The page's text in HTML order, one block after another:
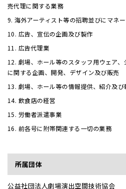
売代理に関する業務
海外アーティスト等の招聘並びにマネ
広告、宣伝の企画及び製作
広告代理業
劇場、ホール等のスタッフ用ウェア
に関する企画、開発、デザイン及び販売
劇場、ホール等の情報提供、紹介及び
飲食店の経営
労働者派遣事業
前各号に附帯関連する一切の業務
所属団体
公益社団法人劇場演出空間技術協